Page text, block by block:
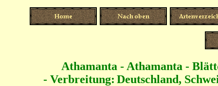
Athamanta - Athamanta -
- Verbreitung: Deutschland,